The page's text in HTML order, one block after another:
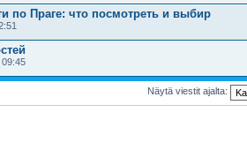
по Праге: что посмотреть и выбир
Näytä viestit ajalta: